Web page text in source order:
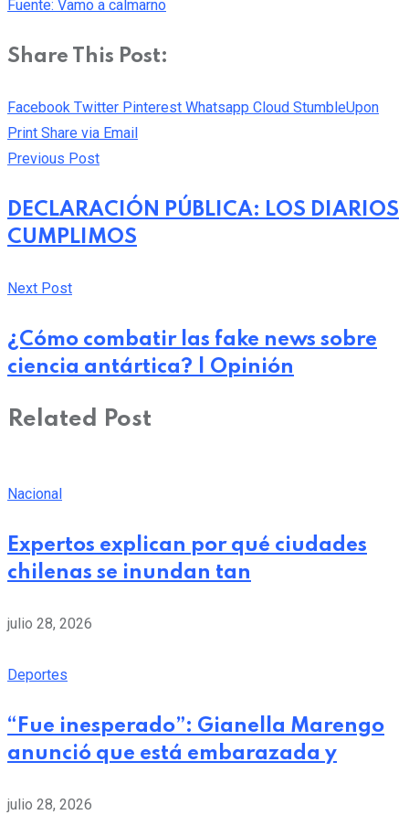
Fuente: Vamo a calmarno
Share This Post:
Facebook Twitter Pinterest Whatsapp Cloud StumbleUpon
Print Share via Email
Previous Post
DECLARACIÓN PÚBLICA: LOS DIARIOS
CUMPLIMOS
Next Post
¿Cómo combatir las fake news sobre
ciencia antártica? | Opinión
Related Post
Nacional
Expertos explican por qué ciudades
chilenas se inundan tan
julio 28, 2026
Deportes
“Fue inesperado”: Gianella Marengo
anunció que está embarazada y
julio 28, 2026